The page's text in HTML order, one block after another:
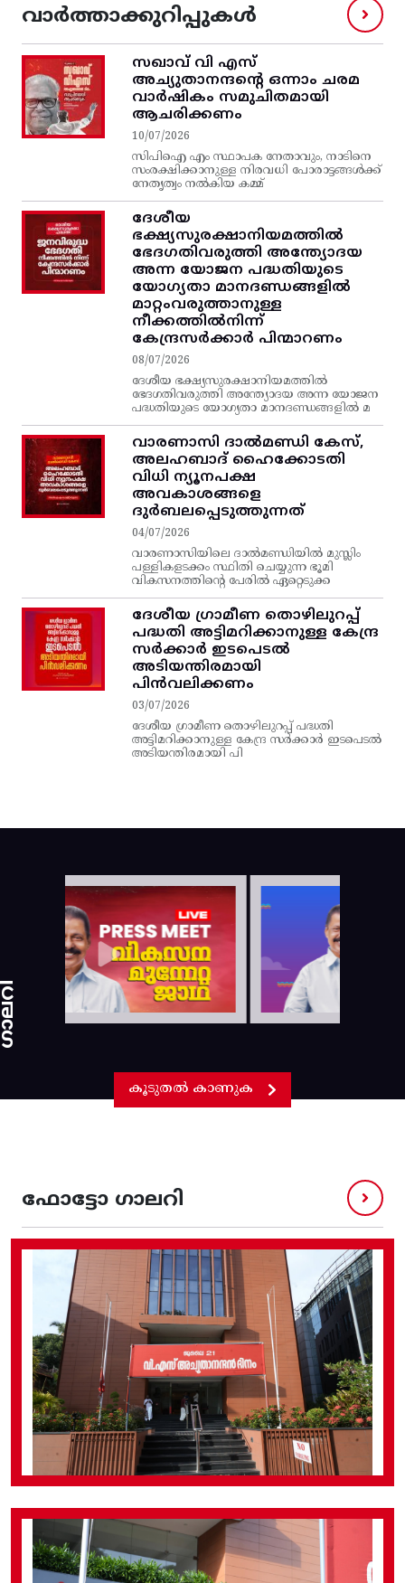
വാർത്താക്കുറിപ്പുകൾ
സഖാവ് വി എസ്‌
അച്യുതാനന്ദന്റെ ഒന്നാം ചരമ
വാര്‍ഷികം സമുചിതമായി
ആചരിക്കണം
10/07/2026
സിപിഐ എം സ്ഥാപക നേതാവും, നാടിനെ
സംരക്ഷിക്കാനുള്ള നിരവധി പോരാട്ടങ്ങള്‍ക്ക്‌
നേതൃത്വം നല്‍കിയ കമ്മ്
ദേശീയ
ഭക്ഷ്യസുരക്ഷാനിയമത്തിൽ
ഭേദഗതിവരുത്തി അന്ത്യോദയ
അന്ന യോജന പദ്ധതിയുടെ
യോഗ്യതാ മാനദണ്ഡങ്ങളിൽ
മാറ്റംവരുത്താനുള്ള
നീക്കത്തിൽനിന്ന്‌
കേന്ദ്രസർക്കാർ പിന്മാറണം
08/07/2026
ദേശീയ ഭക്ഷ്യസുരക്ഷാനിയമത്തിൽ
ഭേദഗതിവരുത്തി അന്ത്യോദയ അന്ന യോജന
പദ്ധതിയുടെ യോഗ്യതാ മാനദണ്ഡങ്ങളിൽ മ
വാരണാസി ദാൽമണ്ഡി കേസ്,
അലഹബാദ് ഹൈക്കോടതി
വിധി ന്യൂനപക്ഷ
അവകാശങ്ങളെ
ദുർബലപ്പെടുത്തുന്നത്
04/07/2026
വാരണാസിയിലെ ദാൽമണ്ഡിയിൽ മുസ്ലിം
പള്ളികളടക്കം സ്ഥിതി ചെയ്യുന്ന ഭൂമി
വികസനത്തിന്റെ പേരിൽ ഏറ്റെടുക്ക
ദേശീയ ഗ്രാമീണ തൊഴിലുറപ്പ്‌
പദ്ധതി അട്ടിമറിക്കാനുള്ള കേന്ദ്ര
സര്‍ക്കാര്‍ ഇടപെടല്‍
അടിയന്തിരമായി
പിന്‍വലിക്കണം
03/07/2026
ദേശീയ ഗ്രാമീണ തൊഴിലുറപ്പ്‌ പദ്ധതി
അട്ടിമറിക്കാനുള്ള കേന്ദ്ര സര്‍ക്കാര്‍ ഇടപെടല്‍
അടിയന്തിരമായി പി
കൂടുതൽ കാണുക
ഫോട്ടോ ഗാലറി